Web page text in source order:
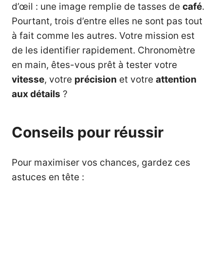
d’œil : une image remplie de tasses de café.
Pourtant, trois d’entre elles ne sont pas tout
à fait comme les autres. Votre mission est
de les identifier rapidement. Chronomètre
en main, êtes-vous prêt à tester votre
vitesse, votre précision et votre attention
aux détails ?
Conseils pour réussir
Pour maximiser vos chances, gardez ces
astuces en tête :